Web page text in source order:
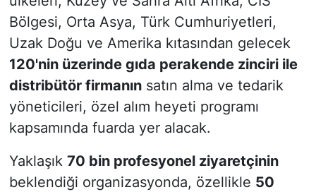
Bölgesi, Orta Asya, Türk Cumhuriyetleri,
Uzak Doğu ve Amerika kıtasından gelecek
120'nin üzerinde gıda perakende zinciri ile
distribütör firmanınsatın alma ve tedarik
yöneticileri, özel alım heyeti programı
kapsamında fuarda yer alacak.
Yaklaşık 70 bin profesyonel ziyaretçinin
beklendiği organizasyonda, özellikle 50